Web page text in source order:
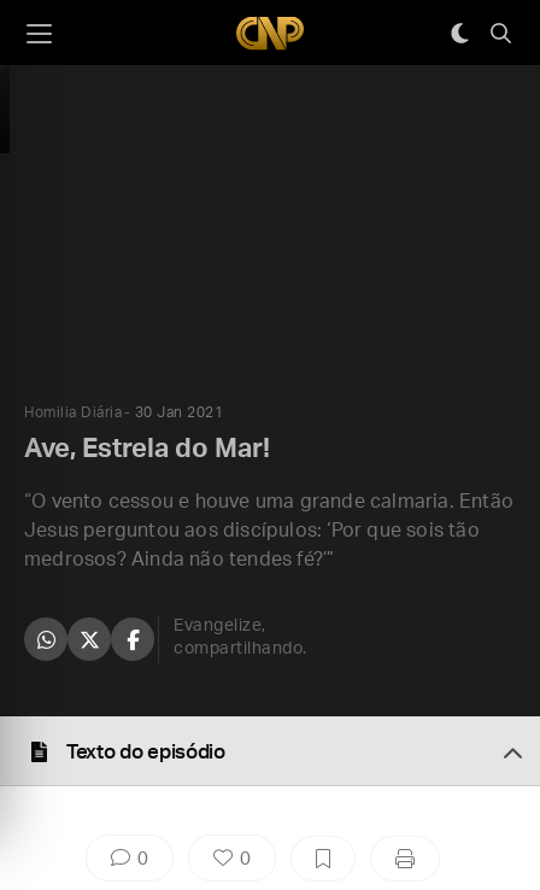
Homilia Diária 30 Jan 2021
Ave, Estrela do Mar!
“O vento cessou e houve uma grande calmaria. Então
Jesus perguntou aos discípulos: ‘Por que sois tão
medrosos? Ainda não tendes fé?’”
Evangelize,
compartilhando.
Texto do episódio
0 0